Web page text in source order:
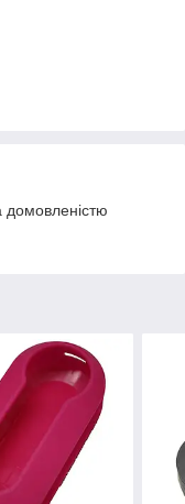
домовленістю